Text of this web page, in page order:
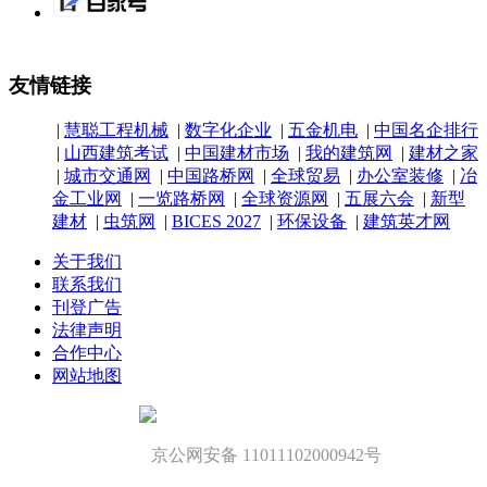
友情链接
| 慧聪工程机械 | 数字化企业 | 五金机电 | 中国名企排行
| 山西建筑考试 | 中国建材市场 | 我的建筑网 | 建材之家
| 城市交通网 | 中国路桥网 | 全球贸易 | 办公室装修 | 冶
金工业网
| 一览路桥网 | 全球资源网 | 五展六会 | 新型
建材 | 虫筑网 | BICES 2027 | 环保设备 | 建筑英才网
关于我们
联系我们
刊登广告
法律声明
合作中心
网站地图
京公网安备 11011102000942号